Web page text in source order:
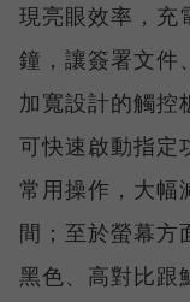
現亮眼效率，充
鐘，讓簽署文件
加寬設計的觸控
可快速啟動指定
常用操作，大幅
間；至於螢幕方
黑色、高對比跟